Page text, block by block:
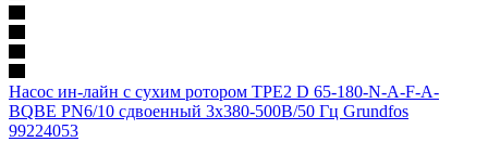
Насос ин-лайн с сухим ротором TPE2 D 65-180-N-A-F-A-
BQBE PN6/10 сдвоенный 3х380-500В/50 Гц Grundfos
99224053